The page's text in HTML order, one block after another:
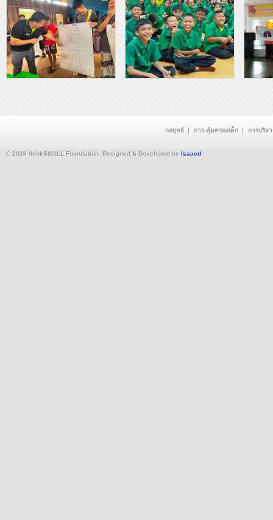
กลยุทธ์ การ คุ้มครองเด็ก การบริจ
© 2026 thinkSMALL Foundation. Designed & Developed by Isaacd